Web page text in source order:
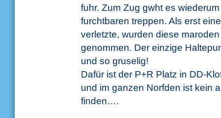
fuhr. Zum Zug gwht es
furchtbaren treppen. Als erst
verletzte, wurden diese
genommen. Der einzige
und so gruselig!
Dafür ist der P+R Platz in DD-
und im ganzen Norfden ist kein
finden….